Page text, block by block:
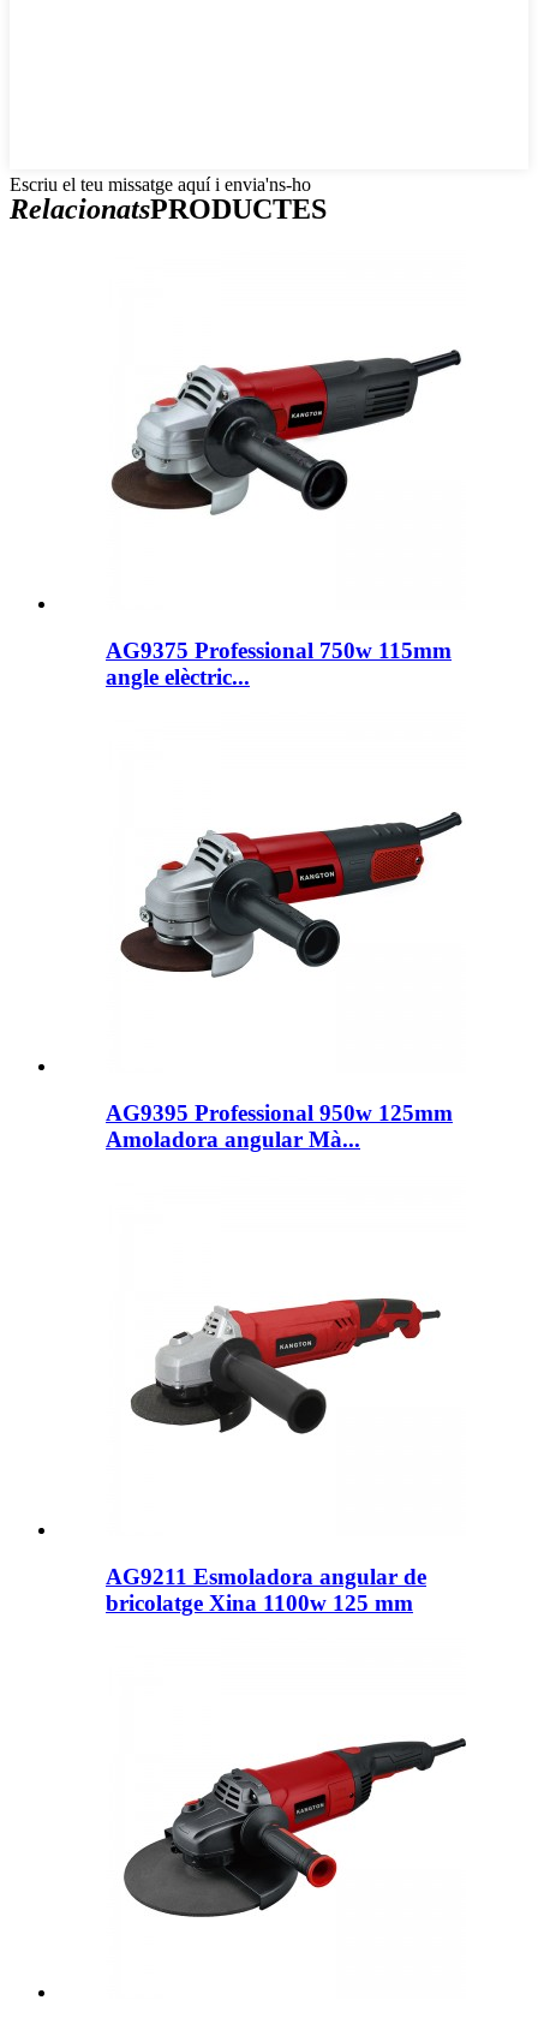
Escriu el teu missatge aquí i envia'ns-ho
RelacionatsPRODUCTES
AG9375 Professional 750w 115mm
angle elèctric...
AG9395 Professional 950w 125mm
Amoladora angular Mà...
AG9211 Esmoladora angular de
bricolatge Xina 1100w 125 mm